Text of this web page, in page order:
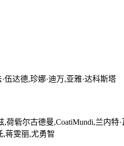
伍达德,珍娜·迪万,亚雅·达科斯塔
砦尔古德曼,CoatiMundi,兰内特
,蒋雯丽,尤勇智